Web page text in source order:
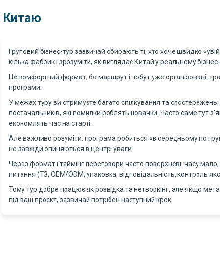
Китаю
Груповий бізнес-тур зазвичай обирають ті, хто хоче швидко
кілька фабрик і зрозуміти, як виглядає Китай у реальному бізнес-
Це комфортний формат, бо маршрут і побут уже організовані:
програми.
У межах туру ви отримуєте багато спілкування та
постачальників, які помилки роблять новачки. Часто саме тут
економлять час на старті.
Але важливо розуміти: програма робиться «в середньому по
не завжди опиняються в центрі уваги.
Через формат і таймінг переговори часто поверхневі: часу
питання (ТЗ, OEM/ODM, упаковка, відповідальність, контроль
Тому тур добре працює як розвідка та нетворкінг, але якщо
під ваш проєкт, зазвичай потрібен наступний крок.